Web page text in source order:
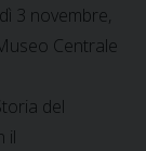
3 novembre,
Centrale
del
il